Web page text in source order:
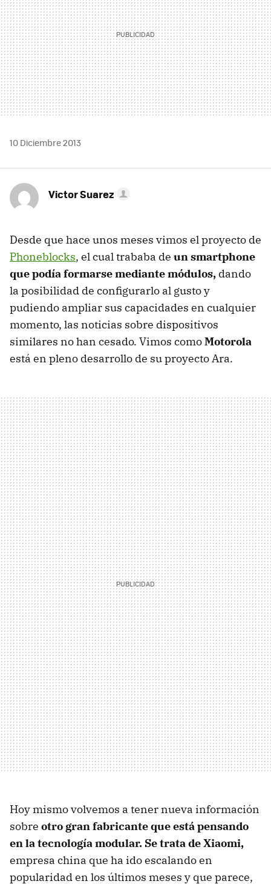
10 Diciembre 2013
Victor Suarez
Desde que hace unos meses vimos el proyecto de
Phoneblocks, el cual trababa de un smartphone
que podía formarse mediante módulos, dando
la posibilidad de configurarlo al gusto y
pudiendo ampliar sus capacidades en cualquier
momento, las noticias sobre dispositivos
similares no han cesado. Vimos comoMotorola
está en pleno desarrollo de su proyecto Ara.
Hoy mismo volvemos a tener nueva información
sobre otro gran fabricante que está pensando
en la tecnología modular. Se trata de Xiaomi,
empresa china que ha ido escalando en
popularidad en los últimos meses y que parece,